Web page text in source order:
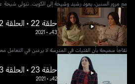
مع مرور السنين، يعود رشيد وشيخة إلى الكويت. تتولى شيخة
حلقة 22 • الحلقة 22
43د •
2021
تفاجأ سميحة بأن الفتيات في المدرسة لا يرغبن في التعامل
حلقة 23 • الحلقة 23
42د •
2021